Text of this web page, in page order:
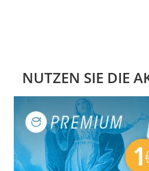
NUTZEN SIE DIE